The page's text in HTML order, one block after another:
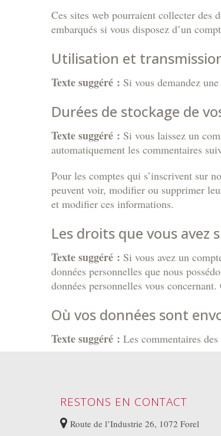
Ces sites web pourraient collecter des
embarqués si vous disposez d’un
Utilisation et
Texte suggéré : Si vous demandez
Durées de stockage de
Texte suggéré : Si vous laissez un
automatiquement les commentaires
Pour les comptes qui s’inscrivent sur
peuvent voir, modifier ou supprimer
et modifier ces informations.
Les droits que vous avez
Texte suggéré : Si vous avez un
données personnelles que nous
données personnelles vous
Où vos données sont
Texte suggéré : Les commentaires
RESTONS EN CONTACT
Route de l’Industrie 26, 1072 Forel